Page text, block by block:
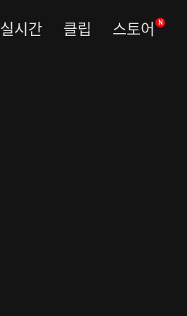
실시간 클립 스토어 N